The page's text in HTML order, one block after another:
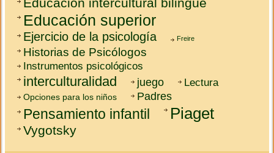
Educación intercultural bilingüe
Educación superior
Ejercicio de la psicología Freire
Historias de Psicólogos
Instrumentos psicológicos
interculturalidad juego Lectura
Opciones para los niños Padres
Pensamiento infantil Piaget
Vygotsky